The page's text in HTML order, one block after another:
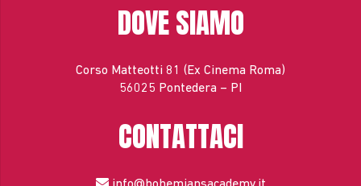
DOVE SIAMO
Corso Matteotti 81 (Ex Cinema Roma)
56025 Pontedera – PI
CONTATTACI